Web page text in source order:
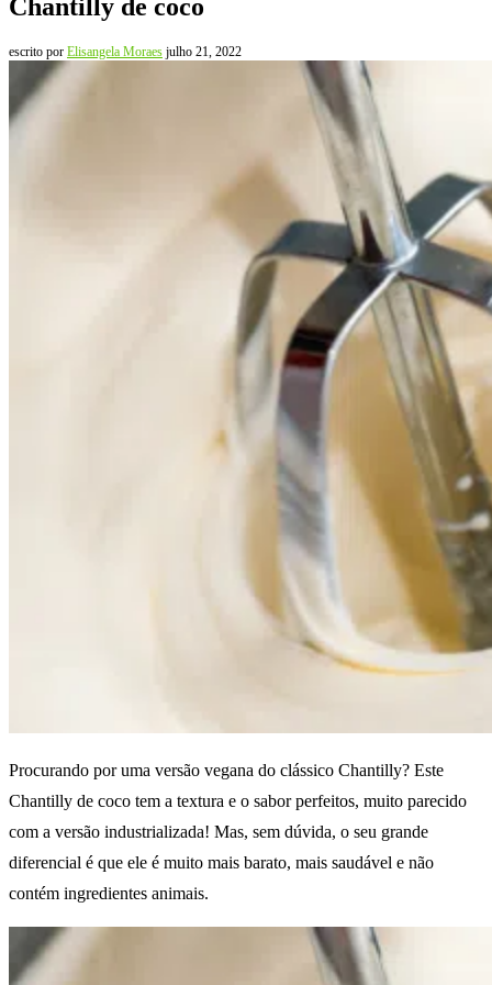
Chantilly de coco
escrito por Elisangela Moraes julho 21, 2022
Procurando por uma versão vegana do clássico Chantilly? Este
Chantilly de coco tem a textura e o sabor perfeitos, muito parecido
com a versão industrializada! Mas, sem dúvida, o seu grande
diferencial é que ele é muito mais barato, mais saudável e não
contém ingredientes animais.